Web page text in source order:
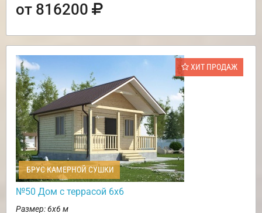
от 816200
ХИТ ПРОДАЖ
БРУС КАМЕРНОЙ СУШКИ
№50 Дом с террасой 6х6
Размер: 6х6 м